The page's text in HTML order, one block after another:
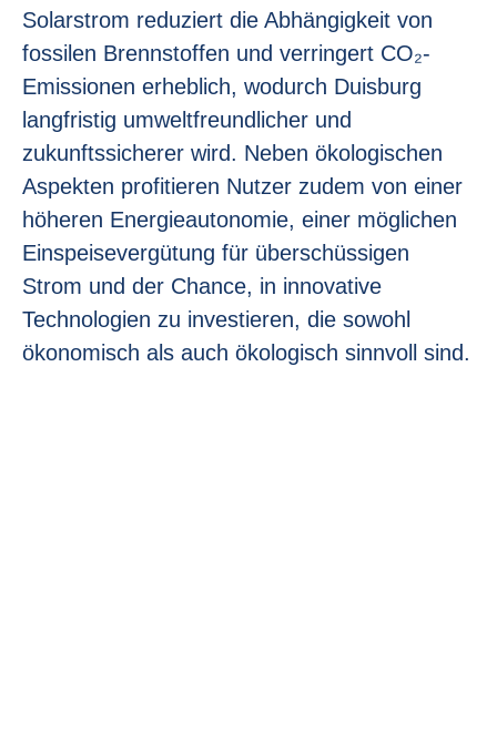
Solarstrom reduziert die Abhängigkeit von
fossilen Brennstoffen und verringert CO₂-
Emissionen erheblich, wodurch Duisburg
langfristig umweltfreundlicher und
zukunftssicherer wird. Neben ökologischen
Aspekten profitieren Nutzer zudem von einer
höheren Energieautonomie, einer möglichen
Einspeisevergütung für überschüssigen
Strom und der Chance, in innovative
Technologien zu investieren, die sowohl
ökonomisch als auch ökologisch sinnvoll sind.